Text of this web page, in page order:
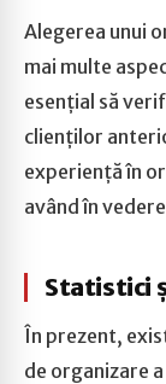
Alegerea unui
mai multe
esențial să
clienților
experiență în
având în
Statistici
În prezent,
de organizare